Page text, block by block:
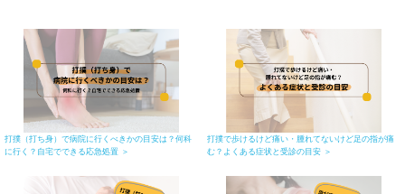
打撲（打ち身）で病院に行くべきかの目安は？何科
に行く？自宅でできる応急処置 ＞
打撲で歩けるけど痛い・腫れてないけど足の指が痛
む？よくある症状と受診の目安 ＞